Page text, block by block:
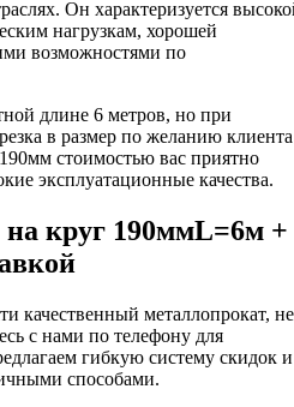
Он характеризуется
нагрузкам, хорошей
возможностями по
длине 6 метров, но при
в размер по желанию
стоимостью вас приятно
эксплуатационные качества.
круг 190ммL=6м +
качественный металлопрокат, не
с нами по телефону для
гибкую систему скидок и
способами.